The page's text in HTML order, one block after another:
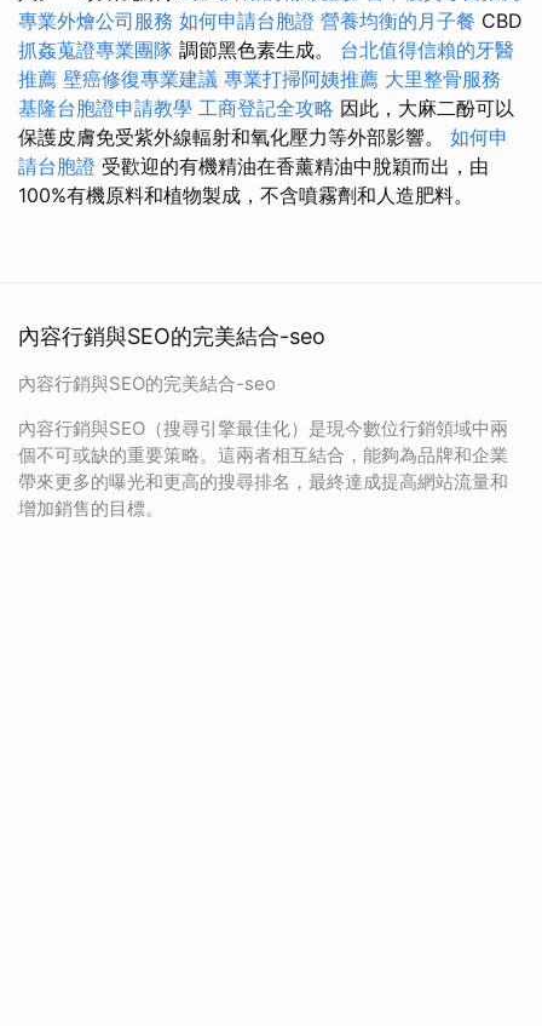
專業外燴公司服務 如何申請台胞證 營養均衡的月子餐 CBD
抓姦蒐證專業團隊 調節黑色素生成。 台北值得信賴的牙醫
推薦 壁癌修復專業建議 專業打掃阿姨推薦 大里整骨服務
基隆台胞證申請教學 工商登記全攻略 因此，大麻二酚可以
保護皮膚免受紫外線輻射和氧化壓力等外部影響。 如何申
請台胞證 受歡迎的有機精油在香薰精油中脫穎而出，由
100%有機原料和植物製成，不含噴霧劑和人造肥料。
內容行銷與SEO的完美結合-seo
內容行銷與SEO的完美結合-seo
內容行銷與SEO（搜尋引擎最佳化）是現今數位行銷領域中兩
個不可或缺的重要策略。這兩者相互結合，能夠為品牌和企業
帶來更多的曝光和更高的搜尋排名，最終達成提高網站流量和
增加銷售的目標。